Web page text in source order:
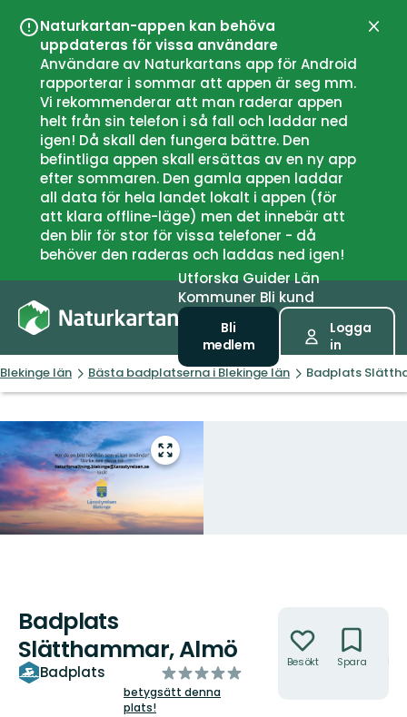
Naturkartan-appen kan behöva
uppdateras för vissa användare
Användare av Naturkartans app för Android
rapporterar i sommar att appen är seg mm.
Vi rekommenderar att man raderar appen
helt från sin telefon i så fall och laddar ned
igen! Då skall den fungera bättre. Den
befintliga appen skall ersättas av en ny app
efter sommaren. Den gamla appen laddar
all data för hela landet lokalt i appen (för
att klara offline-läge) men det innebär att
den blir för stor för vissa telefoner - då
behöver den raderas och laddas ned igen!
UtforskaGuiderLän
Kommuner Bli kund
Bli
medlem
Logga
in
Blekinge län Bästa badplatserna i Blekinge län Badplats
Gå
till
Badplats
Slätthammar, Almö
Badplats
av
5
betygsätt denna
plats!
Besökt Spara